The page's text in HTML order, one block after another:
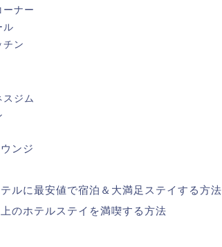
ーナー
ル
チン
スジム
ンジ
ルに最安値で宿泊＆大満足ステイする方法
のホテルステイを満喫する方法